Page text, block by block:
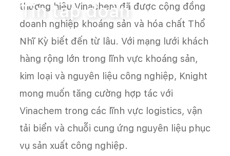
Tin tập đoàn
thương hiệu Vinachem đã được cộng đồng
doanh nghiệp khoáng sản và hóa chất Thổ
Nhĩ Kỳ biết đến từ lâu. Với mạng lưới khách
hàng rộng lớn trong lĩnh vực khoáng sản,
kim loại và nguyên liệu công nghiệp, Knight
mong muốn tăng cường hợp tác với
Vinachem trong các lĩnh vực logistics, vận
tải biển và chuỗi cung ứng nguyên liệu phục
vụ sản xuất công nghiệp.